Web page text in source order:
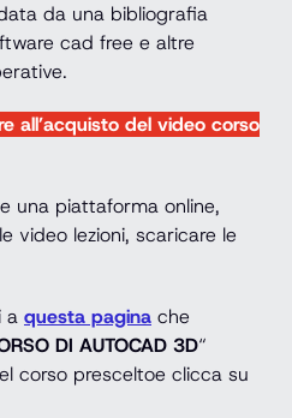
da una bibliografia
cad free e altre
all’acquisto del video corso
una piattaforma online,
video lezioni, scaricare le
a questa pagina che
DI AUTOCAD 3D“
corso presceltoe clicca su